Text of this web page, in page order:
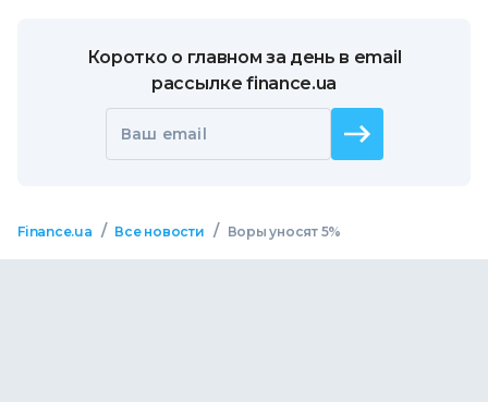
Коротко о главном за день в email
рассылке finance.ua
Ваш email
Finance.ua / Все новости / Воры уносят 5%